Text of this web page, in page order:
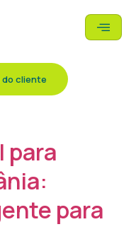
do cliente
para
para